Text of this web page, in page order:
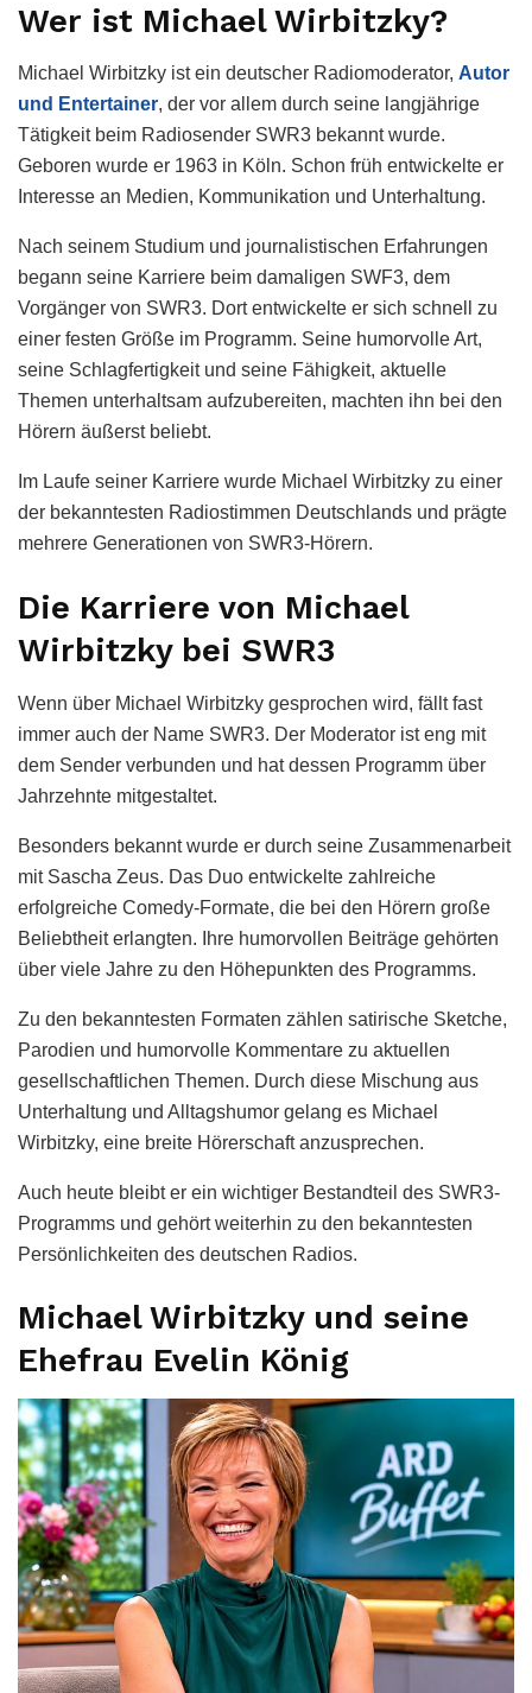
Wer ist Michael Wirbitzky?
Michael Wirbitzky ist ein deutscher Radiomoderator, Autor
und Entertainer, der vor allem durch seine langjährige
Tätigkeit beim Radiosender SWR3 bekannt wurde.
Geboren wurde er 1963 in Köln. Schon früh entwickelte er
Interesse an Medien, Kommunikation und Unterhaltung.
Nach seinem Studium und journalistischen Erfahrungen
begann seine Karriere beim damaligen SWF3, dem
Vorgänger von SWR3. Dort entwickelte er sich schnell zu
einer festen Größe im Programm. Seine humorvolle Art,
seine Schlagfertigkeit und seine Fähigkeit, aktuelle
Themen unterhaltsam aufzubereiten, machten ihn bei den
Hörern äußerst beliebt.
Im Laufe seiner Karriere wurde Michael Wirbitzky zu einer
der bekanntesten Radiostimmen Deutschlands und prägte
mehrere Generationen von SWR3-Hörern.
Die Karriere von Michael
Wirbitzky bei SWR3
Wenn über Michael Wirbitzky gesprochen wird, fällt fast
immer auch der Name SWR3. Der Moderator ist eng mit
dem Sender verbunden und hat dessen Programm über
Jahrzehnte mitgestaltet.
Besonders bekannt wurde er durch seine Zusammenarbeit
mit Sascha Zeus. Das Duo entwickelte zahlreiche
erfolgreiche Comedy-Formate, die bei den Hörern große
Beliebtheit erlangten. Ihre humorvollen Beiträge gehörten
über viele Jahre zu den Höhepunkten des Programms.
Zu den bekanntesten Formaten zählen satirische Sketche,
Parodien und humorvolle Kommentare zu aktuellen
gesellschaftlichen Themen. Durch diese Mischung aus
Unterhaltung und Alltagshumor gelang es Michael
Wirbitzky, eine breite Hörerschaft anzusprechen.
Auch heute bleibt er ein wichtiger Bestandteil des SWR3-
Programms und gehört weiterhin zu den bekanntesten
Persönlichkeiten des deutschen Radios.
Michael Wirbitzky und seine
Ehefrau Evelin König